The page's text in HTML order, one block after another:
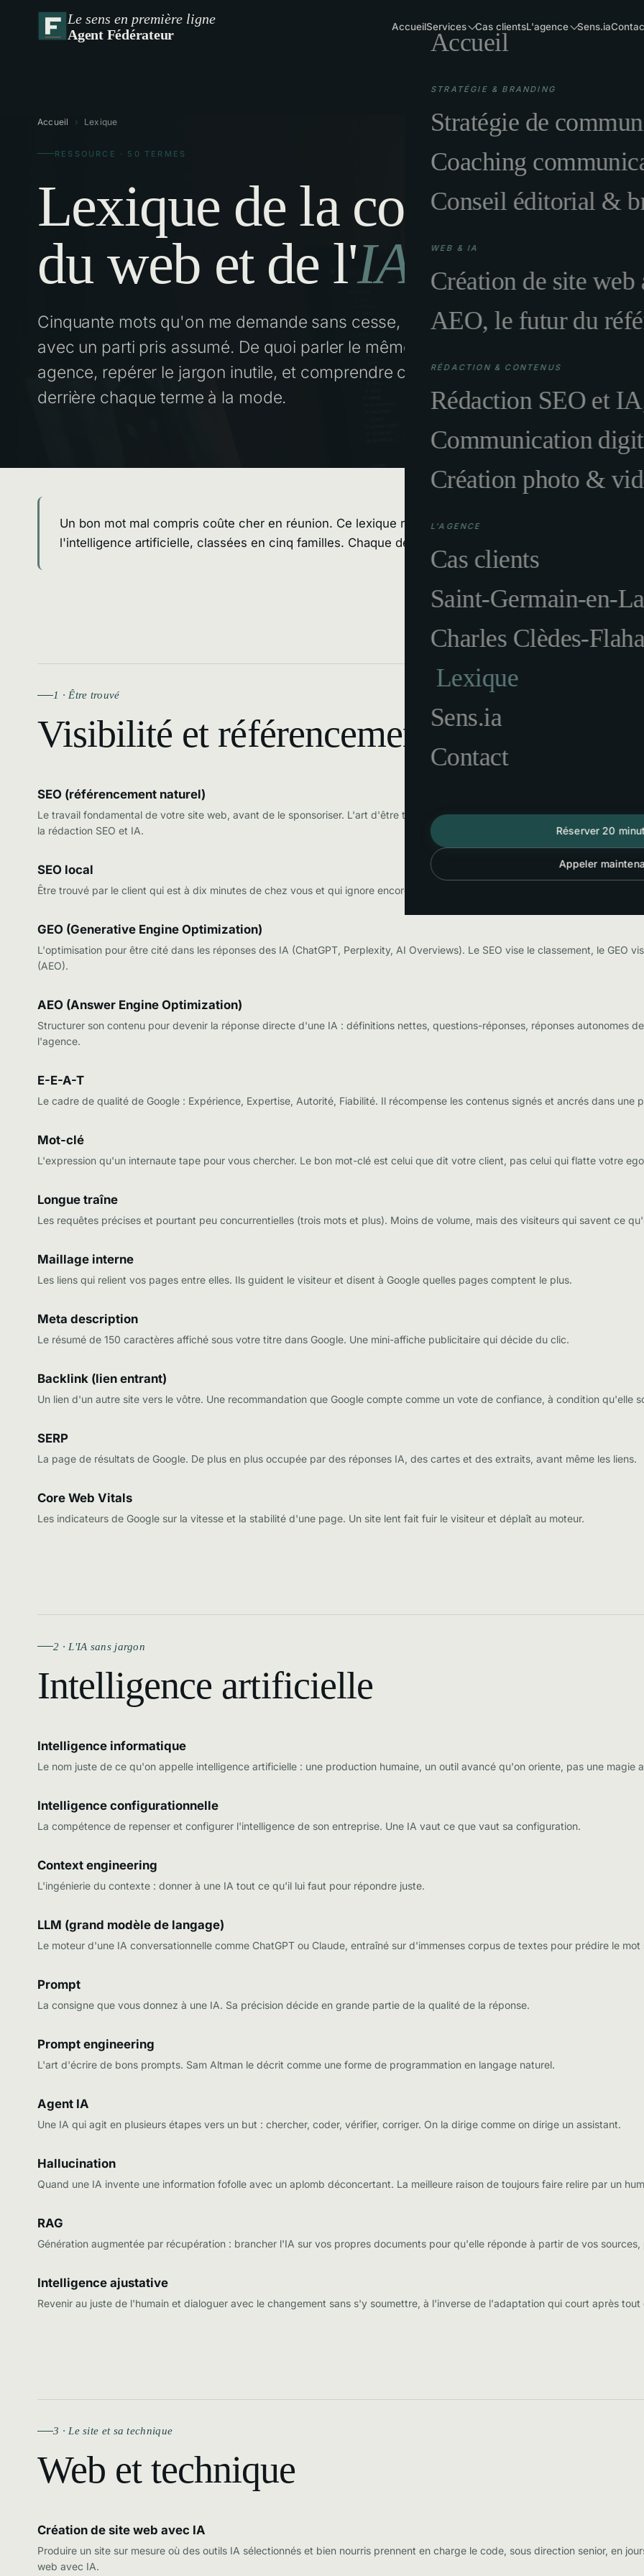
Le sens en première ligne
Agent Fédérateur
AccueilServices Cas clientsL'agence Sens.ia
Accueil
STRATÉGIE & BRANDING
Stratégie de
Coaching
Conseil éditorial &
WEB & IA
Création de site
AEO, le futur du
RÉDACTION & CONTENUS
Rédaction SEO et
Communication
Création photo &
L'AGENCE
Cas clients
Saint-Germain-en-
Charles Clèdes-
Lexique
Sens.ia
Contact
Réserver 20
Appeler
Accueil › Lexique
RESSOURCE · 50 TERMES
Lexique de la
du web et de l'IA
Cinquante mots qu'on me demande sans cesse, définis simplement et
avec un parti pris assumé. De quoi parler le même langage que votre
agence, repérer le jargon inutile, et comprendre ce qui se joue vraiment
derrière chaque terme à la mode.
Un bon mot mal compris coûte cher en réunion. Ce lexique réunit lescinquante notions
les plus
l'intelligence artificielle, classées en cinq familles. Chaque définition tient en une phrase ou deux,
1 · Être trouvé
Visibilité et référencement
SEO (référencement naturel)
Le travail fondamental de votre site web, avant de le sponsoriser. L'art d'être trouvé sur Google sans payer. Un travail de fond
la rédaction SEO et IA.
SEO local
Être trouvé par le client qui est à dix minutes de chez vous et qui ignore encore que vous existez. Fiche d'établissement, avis,
GEO (Generative Engine Optimization)
L'optimisation pour être cité dans les réponses des IA (ChatGPT, Perplexity, AI Overviews). Le SEO vise le classement, le GEO
(AEO).
AEO (Answer Engine Optimization)
Structurer son contenu pour devenir la réponse directe d'une IA : définitions nettes, questions-réponses, réponses autonomes
l'agence.
E-E-A-T
Le cadre de qualité de Google : Expérience, Expertise, Autorité, Fiabilité. Il récompense les contenus signés et ancrés dans une
Mot-clé
L'expression qu'un internaute tape pour vous chercher. Le bon mot-clé est celui que dit votre client, pas celui qui flatte votre
Longue traîne
Les requêtes précises et pourtant peu concurrentielles (trois mots et plus). Moins de volume, mais des visiteurs qui savent ce
Maillage interne
Les liens qui relient vos pages entre elles. Ils guident le visiteur et disent à Google quelles pages comptent le plus.
Meta description
Le résumé de 150 caractères affiché sous votre titre dans Google. Une mini-affiche publicitaire qui décide du clic.
Backlink (lien entrant)
Un lien d'un autre site vers le vôtre. Une recommandation que Google compte comme un vote de confiance, à condition qu'elle
SERP
La page de résultats de Google. De plus en plus occupée par des réponses IA, des cartes et des extraits, avant même les liens.
Core Web Vitals
Les indicateurs de Google sur la vitesse et la stabilité d'une page. Un site lent fait fuir le visiteur et déplaît au moteur.
2 · L'IA sans jargon
Intelligence artificielle
Intelligence informatique
Le nom juste de ce qu'on appelle intelligence artificielle : une production humaine, un outil avancé qu'on oriente, pas une magie
Intelligence configurationnelle
La compétence de repenser et configurer l'intelligence de son entreprise. Une IA vaut ce que vaut sa configuration.
Context engineering
L'ingénierie du contexte : donner à une IA tout ce qu'il lui faut pour répondre juste.
LLM (grand modèle de langage)
Le moteur d'une IA conversationnelle comme ChatGPT ou Claude, entraîné sur d'immenses corpus de textes pour prédire le mot
Prompt
La consigne que vous donnez à une IA. Sa précision décide en grande partie de la qualité de la réponse.
Prompt engineering
L'art d'écrire de bons prompts. Sam Altman le décrit comme une forme de programmation en langage naturel.
Agent IA
Une IA qui agit en plusieurs étapes vers un but : chercher, coder, vérifier, corriger. On la dirige comme on dirige un assistant.
Hallucination
Quand une IA invente une information fofolle avec un aplomb déconcertant. La meilleure raison de toujours faire relire par un
RAG
Génération augmentée par récupération : brancher l'IA sur vos propres documents pour qu'elle réponde à partir de vos sources,
Intelligence ajustative
Revenir au juste de l'humain et dialoguer avec le changement sans s'y soumettre, à l'inverse de l'adaptation qui court après tout
3 · Le site et sa technique
Web et technique
Création de site web avec IA
Produire un site sur mesure où des outils IA sélectionnés et bien nourris prennent en charge le code, sous direction senior, en
web avec IA.